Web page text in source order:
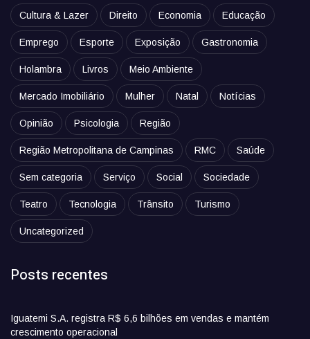
Cultura & Lazer Direito Economia Educação
Emprego Esporte Exposição Gastronomia
Holambra Livros Meio Ambiente
Mercado Imobiliário Mulher Natal Notícias
Opinião Psicologia Região
Região Metropolitana de Campinas RMC Saúde
Sem categoria Serviço Social Sociedade
Teatro Tecnologia Trânsito Turismo
Uncategorized
Posts recentes
Iguatemi S.A. registra R$ 6,6 bilhões em vendas e mantém
crescimento operacional